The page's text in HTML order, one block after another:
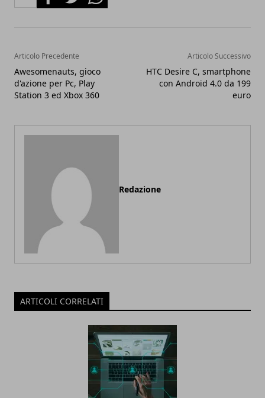
Articolo Precedente
Awesomenauts, gioco
d'azione per Pc, Play
Station 3 ed Xbox 360
Articolo Successivo
HTC Desire C, smartphone
con Android 4.0 da 199
euro
Redazione
ARTICOLI CORRELATI